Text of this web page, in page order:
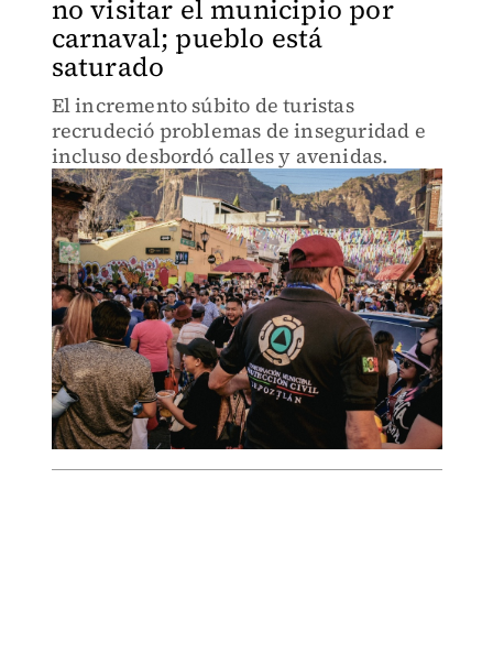
no visitar el municipio por
carnaval; pueblo está
saturado
El incremento súbito de turistas
recrudeció problemas de inseguridad e
incluso desbordó calles y avenidas.